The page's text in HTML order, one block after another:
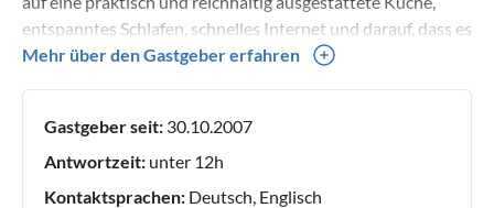
entspanntes Schlafen, schnelles Internet und darauf, dass es
unseren Gästen bei ihrem Aufenthalt möglichst an nichts
Mehr über den Gastgeber erfahren
Gastgeber seit: 30.10.2007
Antwortzeit: unter 12h
Kontaktsprachen: Deutsch, Englisch